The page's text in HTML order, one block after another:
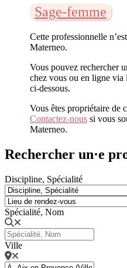
Sage-femme
Cette professionnelle
Materneo.
Vous pouvez rechercher
chez vous ou en ligne via
ci-dessous.
Vous êtes propriétaire de
Contactez-nous si vous
Materneo.
Rechercher un·e
Discipline, Spécialité
Spécialité, Nom
Ville